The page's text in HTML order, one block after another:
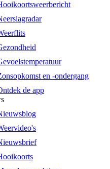
en -ondergang
de app